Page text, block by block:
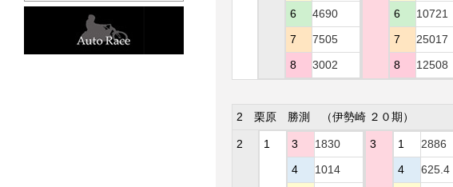
6
4690
7
7505
8
3002
6
10721
7
25017
8
12508
2 栗原 勝測 （伊勢崎 ２０期）
2 1 3
1830
4
1014
3 1
2886
4
625.4